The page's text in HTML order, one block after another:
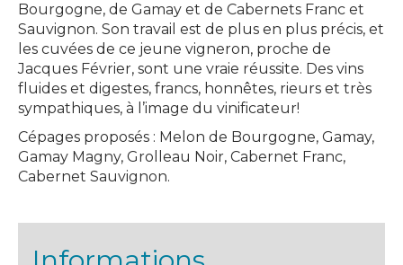
Bourgogne, de Gamay et de Cabernets Franc et
Sauvignon. Son travail est de plus en plus précis, et
les cuvées de ce jeune vigneron, proche de
Jacques Février, sont une vraie réussite. Des vins
fluides et digestes, francs, honnêtes, rieurs et très
sympathiques, à l’image du vinificateur!
Cépages proposés : Melon de Bourgogne, Gamay,
Gamay Magny, Grolleau Noir, Cabernet Franc,
Cabernet Sauvignon.